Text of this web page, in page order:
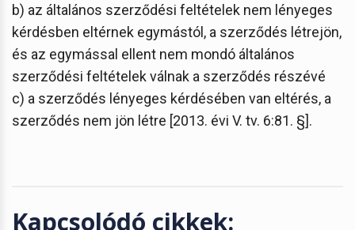
b) az általános szerződési feltételek nem lényeges
kérdésben eltérnek egymástól, a szerződés létrejön,
és az egymással ellent nem mondó általános
szerződési feltételek válnak a szerződés részévé
c) a szerződés lényeges kérdésében van eltérés, a
szerződés nem jön létre [2013. évi V. tv. 6:81. §].
Kapcsolódó cikkek: